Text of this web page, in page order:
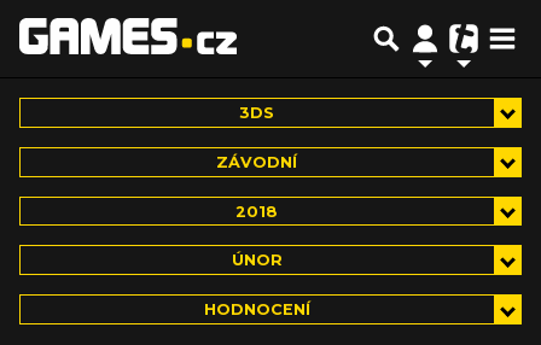
3DS
ZÁVODNÍ
2018
ÚNOR
HODNOCENÍ